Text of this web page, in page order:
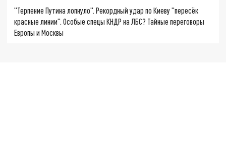
"Терпение Путина лопнуло". Рекордный удар по Киеву "пересёк
красные линии". Особые спецы КНДР на ЛБС? Тайные переговоры
Европы и Москвы